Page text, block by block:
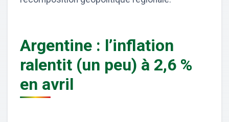
Argentine : l’inflation
ralentit (un peu) à 2,6 %
en avril